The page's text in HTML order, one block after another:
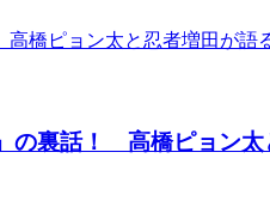
の裏話！ 高橋ピョン